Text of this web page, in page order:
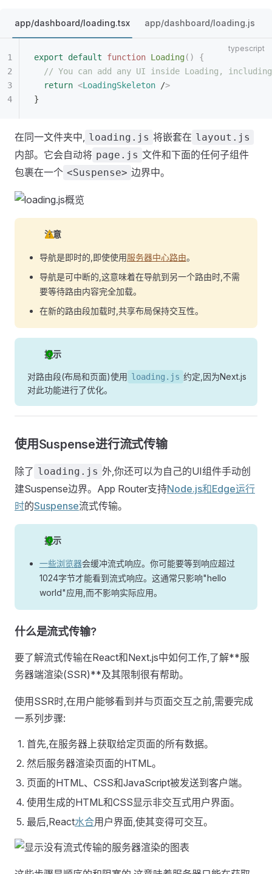
app/dashboard/loading.tsx app/dashboard/loading.js
export default function Loading()
{
// You can add any UI inside Loading,
  return
<LoadingSkeleton />
}
在同一文件夹中, loading.js 将嵌套在 layout.js
内部。它会自动将 page.js 文件和下面的任何子组件
包裹在一个 <Suspense> 边界中。
注意
导航是即时的,即使使用服务器中心路由。
导航是可中断的,这意味着在导航到另一个路由时,不需
要等待路由内容完全加载。
在新的路由段加载时,共享布局保持交互性。
提示
对路由段(布局和页面)使用 loading.js 约定,因为Next.js
对此功能进行了优化。
使用Suspense进行流式传输
除了 loading.js 外,你还可以为自己的UI组件手动创
建Suspense边界。App Router支持Node.js和Edge运行
时的Suspense流式传输。
提示
一些浏览器会缓冲流式响应。你可能要等到响应超过
1024字节才能看到流式响应。这通常只影响"hello
world"应用,而不影响实际应用。
什么是流式传输?
要了解流式传输在React和Next.js中如何工作,了解**服
务器端渲染(SSR)**及其限制很有帮助。
使用SSR时,在用户能够看到并与页面交互之前,需要完成
一系列步骤:
首先,在服务器上获取给定页面的所有数据。
然后服务器渲染页面的HTML。
页面的HTML、CSS和JavaScript被发送到客户端。
使用生成的HTML和CSS显示非交互式用户界面。
最后,React水合用户界面,使其变得可交互。